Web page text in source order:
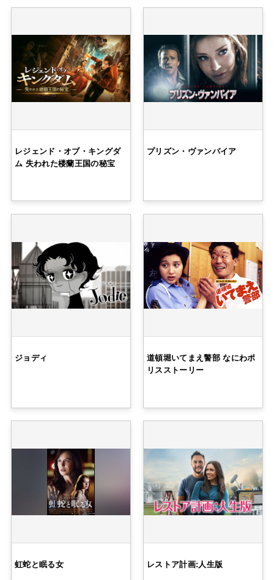
レジェンド・オブ・キングダ
ム 失われた楼蘭王国の秘宝
プリズン・ヴァンパイア
ジョディ
道頓堀いてまえ警部 なにわポ
リスストーリー
虹蛇と眠る女 レストア計画:人生版